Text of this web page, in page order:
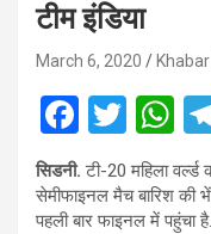
टीम इंडिया
March 6, 2020
F
a
ce
T
wi
tt
W
h
at
सिडनी. टी-20 महिला
सेमीफाइनल मैच बारिश की
पहली बार फाइनल में पहुंचा